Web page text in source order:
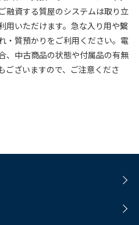
融資する質屋のシステムは取り立
用いただけます。急な入り用や繋
・質預かりをご利用ください。電
、中古商品の状態や付属品の有無
ございますので、ご注意くださ